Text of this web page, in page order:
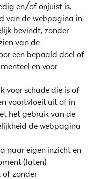
en/of onjuist is.
van de webpagina in
bevindt, zonder
van de
een bepaald doel of
en voor
voor schade die is of
voortvloeit uit of in
het gebruik van de
de webpagina
naar eigen inzicht en
(laten)
of zonder